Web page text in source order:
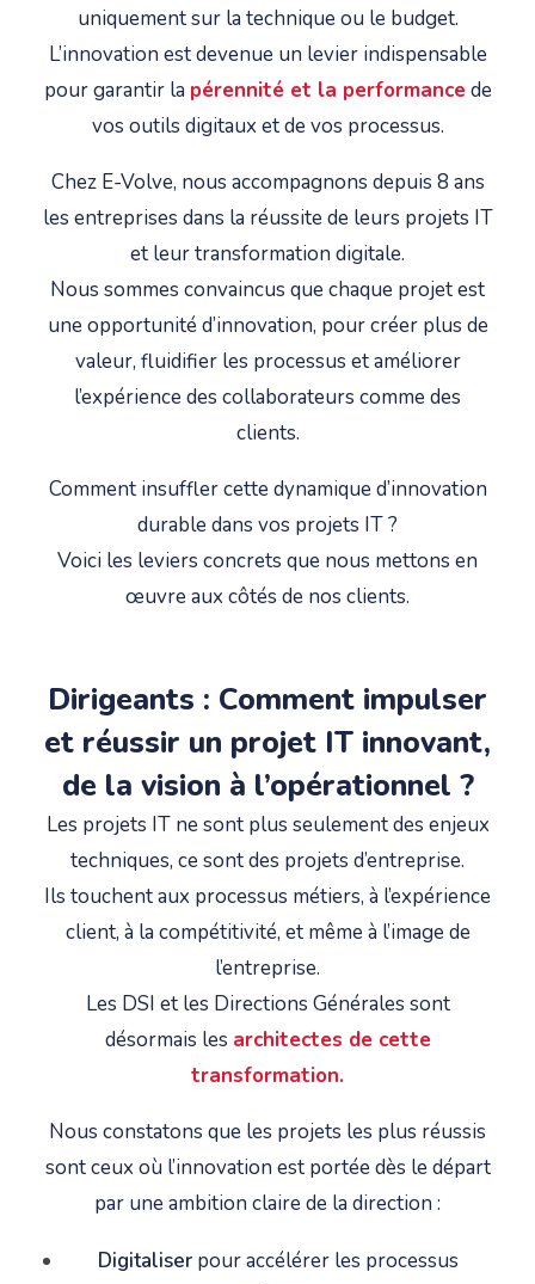
uniquement sur la technique ou le budget.
L’innovation est devenue un levier indispensable
pour garantir la pérennité et la performance de
vos outils digitaux et de vos processus.
Chez E-Volve, nous accompagnons depuis 8 ans
les entreprises dans la réussite de leurs projets IT
et leur transformation digitale.
Nous sommes convaincus que chaque projet est
une opportunité d’innovation, pour créer plus de
valeur, fluidifier les processus et améliorer
l’expérience des collaborateurs comme des
clients.
Comment insuffler cette dynamique d’innovation
durable dans vos projets IT ?
Voici les leviers concrets que nous mettons en
œuvre aux côtés de nos clients.
Dirigeants : Comment impulser
et réussir un projet IT innovant,
de la vision à l’opérationnel ?
Les projets IT ne sont plus seulement des enjeux
techniques, ce sont des projets d’entreprise.
Ils touchent aux processus métiers, à l’expérience
client, à la compétitivité, et même à l’image de
l’entreprise.
Les DSI et les Directions Générales sont
désormais les architectes de cette
transformation.
Nous constatons que les projets les plus réussis
sont ceux où l’innovation est portée dès le départ
par une ambition claire de la direction :
Digitaliser pour accélérer les processus